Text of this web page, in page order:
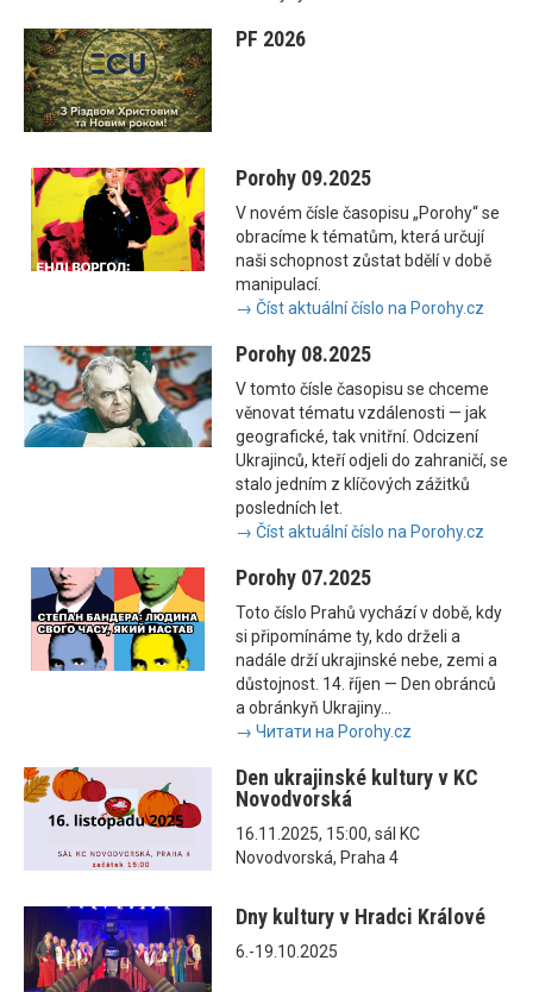
PF 2026
Porohy 09.2025
V novém čísle časopisu „Porohy“ se
obracíme k tématům, která určují
naši schopnost zůstat bdělí v době
manipulací.
→ Číst aktuální číslo na Porohy.cz
Porohy 08.2025
V tomto čísle časopisu se chceme
věnovat tématu vzdálenosti — jak
geografické, tak vnitřní. Odcizení
Ukrajinců, kteří odjeli do zahraničí, se
stalo jedním z klíčových zážitků
posledních let.
→ Číst aktuální číslo na Porohy.cz
Porohy 07.2025
Toto číslo Prahů vychází v době, kdy
si připomínáme ty, kdo drželi a
nadále drží ukrajinské nebe, zemi a
důstojnost. 14. říjen — Den obránců
a obránkyň Ukrajiny...
→ Читати на Porohy.cz
Den ukrajinské kultury v KC
Novodvorská
16.11.2025, 15:00, sál KC
Novodvorská, Praha 4
Dny kultury v Hradci Králové
6.-19.10.2025